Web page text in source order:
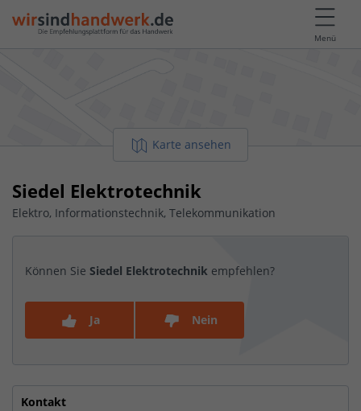
Menü
Karte ansehen
Siedel Elektrotechnik
Elektro, Informationstechnik, Telekommunikation
Können Sie Siedel Elektrotechnik empfehlen?
Ja Nein
Kontakt